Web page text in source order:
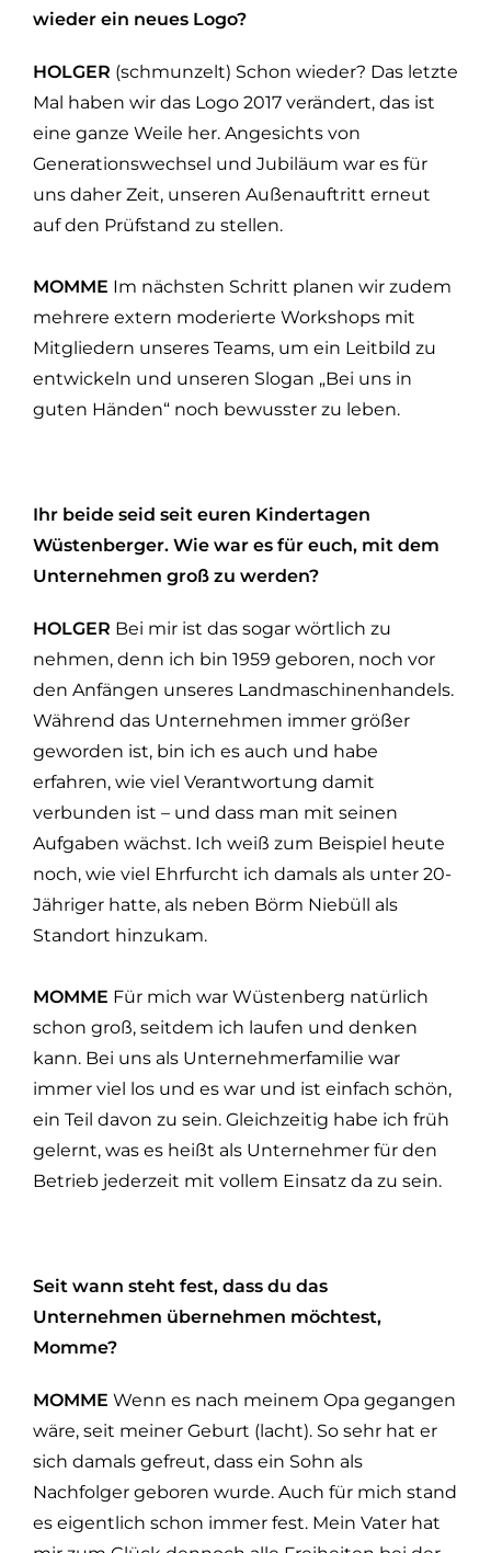
wieder ein neues Logo?
HOLGER (schmunzelt) Schon wieder? Das letzte
Mal haben wir das Logo 2017 verändert, das ist
eine ganze Weile her. Angesichts von
Generationswechsel und Jubiläum war es für
uns daher Zeit, unseren Außenauftritt erneut
auf den Prüfstand zu stellen.
MOMME Im nächsten Schritt planen wir zudem
mehrere extern moderierte Workshops mit
Mitgliedern unseres Teams, um ein Leitbild zu
entwickeln und unseren Slogan „Bei uns in
guten Händen“ noch bewusster zu leben.
Ihr beide seid seit euren Kindertagen
Wüstenberger. Wie war es für euch, mit dem
Unternehmen groß zu werden?
HOLGER Bei mir ist das sogar wörtlich zu
nehmen, denn ich bin 1959 geboren, noch vor
den Anfängen unseres Landmaschinenhandels.
Während das Unternehmen immer größer
geworden ist, bin ich es auch und habe
erfahren, wie viel Verantwortung damit
verbunden ist – und dass man mit seinen
Aufgaben wächst. Ich weiß zum Beispiel heute
noch, wie viel Ehrfurcht ich damals als unter 20­
Jähriger hatte, als neben Börm Niebüll als
Standort hinzukam.
MOMME Für mich war Wüstenberg natürlich
schon groß, seitdem ich laufen und denken
kann. Bei uns als Unternehmerfamilie war
immer viel los und es war und ist einfach schön,
ein Teil davon zu sein. Gleichzeitig habe ich früh
gelernt, was es heißt als Unternehmer für den
Betrieb jederzeit mit vollem Einsatz da zu sein.
Seit wann steht fest, dass du das
Unternehmen übernehmen möchtest,
Momme?
MOMME Wenn es nach meinem Opa gegangen
wäre, seit meiner Geburt (lacht). So sehr hat er
sich damals gefreut, dass ein Sohn als
Nachfolger geboren wurde. Auch für mich stand
es eigentlich schon immer fest. Mein Vater hat